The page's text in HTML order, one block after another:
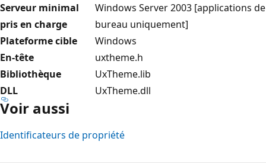
Serveur minimal
pris en charge
Windows Server 2003 [applications de
bureau uniquement]
Plateforme cible
Windows
En-tête
uxtheme.h
Bibliothèque
UxTheme.lib
DLL
UxTheme.dll
Voir aussi
Identificateurs de propriété